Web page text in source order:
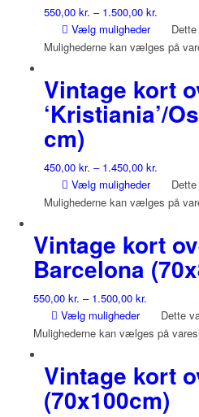
550,00 kr. – 1.500,00 kr.
Vælg muligheder
Mulighederne kan vælges på
Vintage kort
‘Kristiania’/
cm)
450,00 kr. – 1.450,00 kr.
Vælg muligheder
Mulighederne kan vælges på
Vintage kort
Barcelona
550,00 kr. – 1.500,00 kr.
Vælg muligheder
Dette
Mulighederne kan vælges på
Vintage kort
(70x100cm)